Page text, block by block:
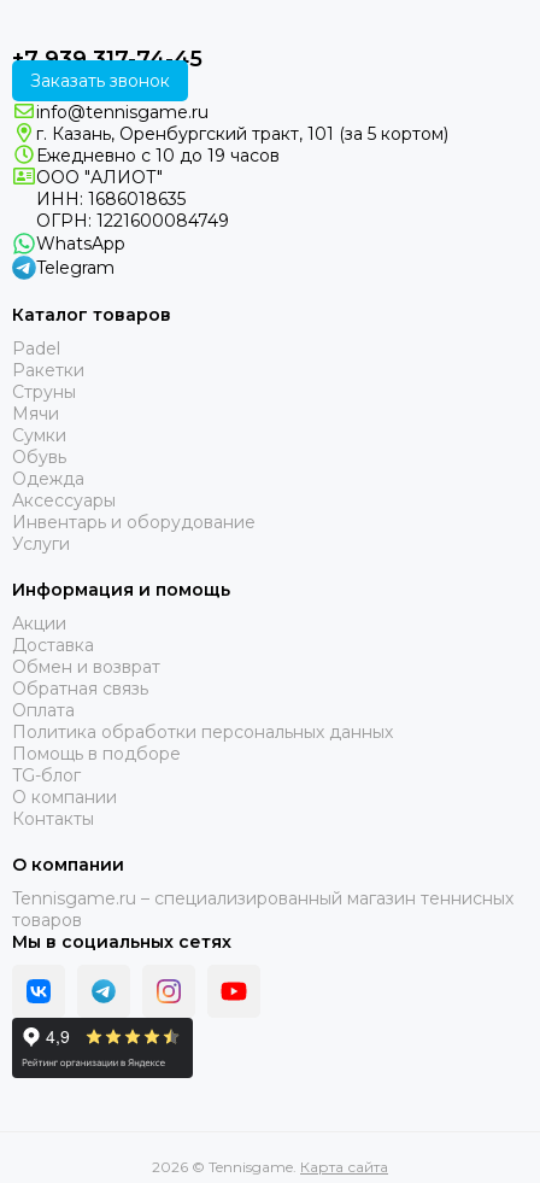
+7 939 317-74-45
Заказать звонок
info@tennisgame.ru
г. Казань, Оренбургский тракт, 101 (за 5 кортом)
Ежедневно с 10 до 19 часов
ООО "АЛИОТ"
ИНН: 1686018635
ОГРН: 1221600084749
WhatsApp
Telegram
Каталог товаров
Padel
Ракетки
Струны
Мячи
Сумки
Обувь
Одежда
Аксессуары
Инвентарь и оборудование
Услуги
Информация и помощь
Акции
Доставка
Обмен и возврат
Обратная связь
Оплата
Политика обработки персональных данных
Помощь в подборе
TG-блог
О компании
Контакты
О компании
Tennisgame.ru – специализированный магазин теннисных
товаров
Мы в социальных сетях
2026 © Tennisgame. Карта сайта